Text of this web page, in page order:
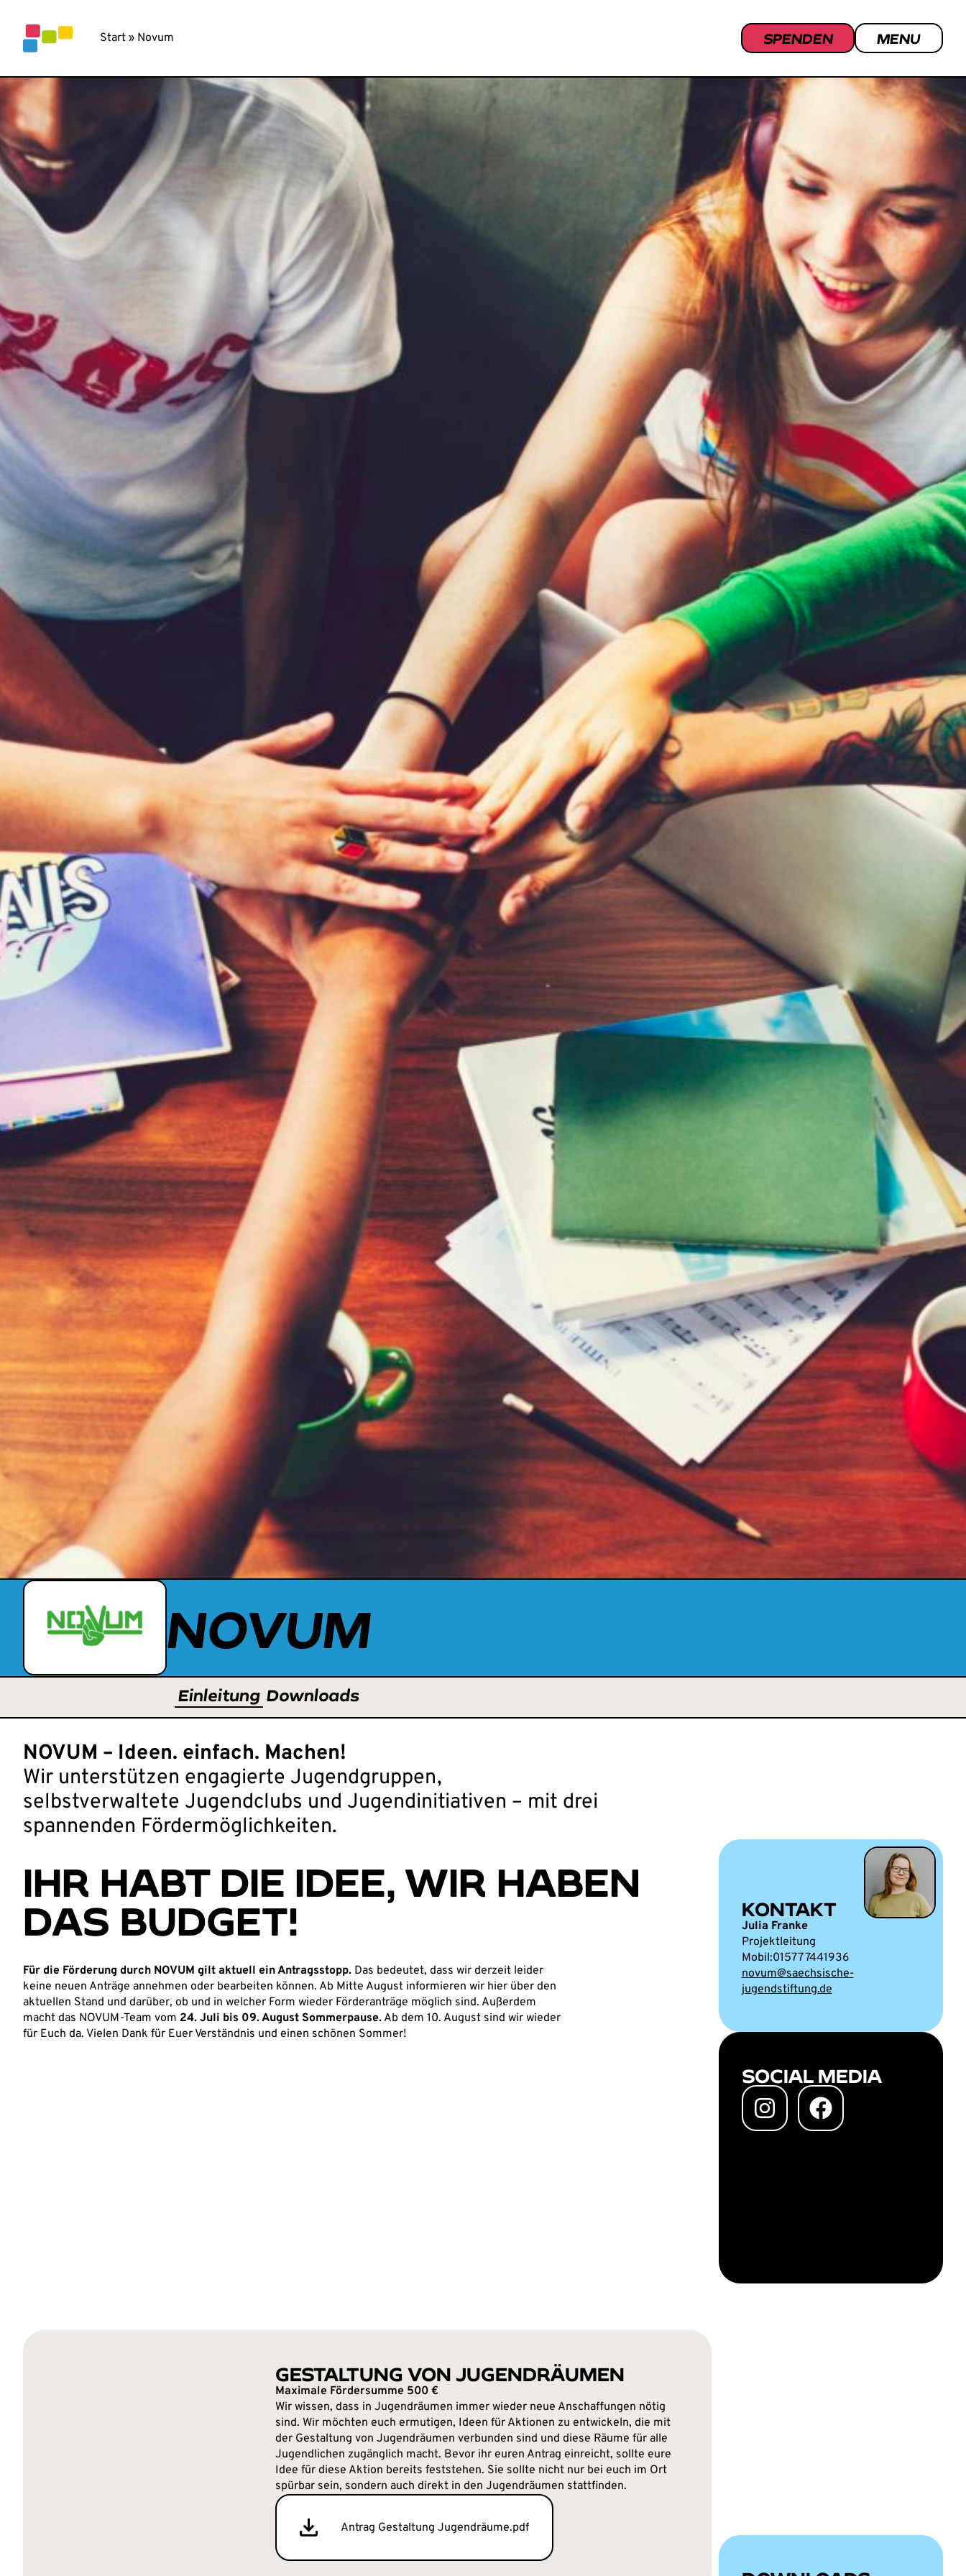
Start» Novum SPENDEN MENU
NOVUM
Einleitung Downloads
NOVUM – Ideen. einfach. Machen!
Wir unterstützen engagierte Jugendgruppen,
selbstverwaltete Jugendclubs und Jugendinitiativen – mit drei
spannenden Fördermöglichkeiten.
IHR HABT DIE IDEE, WIR HABEN
DAS BUDGET!
Für die Förderung durch NOVUM gilt aktuell ein Antragsstopp. Das bedeutet, dass wir derzeit leider
keine neuen Anträge annehmen oder bearbeiten können. Ab Mitte August informieren wir hier über den
aktuellen Stand und darüber, ob und in welcher Form wieder Förderanträge möglich sind. Außerdem
macht das NOVUM-Team vom 24. Juli bis 09. August Sommerpause. Ab dem 10. August sind wir wieder
für Euch da. Vielen Dank für Euer Verständnis und einen schönen Sommer!
GESTALTUNG VON JUGENDRÄUMEN
Maximale Fördersumme 500 €
Wir wissen, dass in Jugendräumen immer wieder neue Anschaffungen nötig
sind. Wir möchten euch ermutigen, Ideen für Aktionen zu entwickeln, die mit
der Gestaltung von Jugendräumen verbunden sind und diese Räume für alle
Jugendlichen zugänglich macht. Bevor ihr euren Antrag einreicht, sollte eure
Idee für diese Aktion bereits feststehen. Sie sollte nicht nur bei euch im Ort
spürbar sein, sondern auch direkt in den Jugendräumen stattfinden.
Antrag Gestaltung Jugendräume.pdf
KONTAKT
Julia Franke
Projektleitung
01577 7441936
novum@saechsische-
jugendstiftung.de
SOCIAL MEDIA